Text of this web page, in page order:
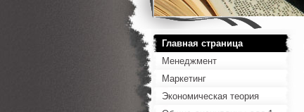
Главная страница
Менеджмент
Маркетинг
Экономическая теория